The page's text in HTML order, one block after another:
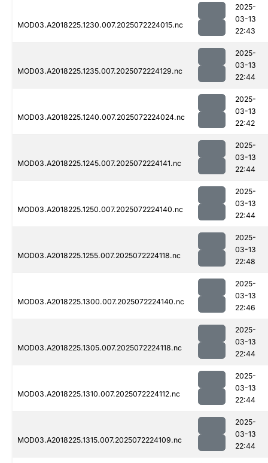
MOD03.A2018225.1230.007.2025072224015.nc
2025-
03-13
22:43
MOD03.A2018225.1235.007.2025072224129.nc
2025-
03-13
22:44
MOD03.A2018225.1240.007.2025072224024.nc
2025-
03-13
22:42
MOD03.A2018225.1245.007.2025072224141.nc
2025-
03-13
22:44
MOD03.A2018225.1250.007.2025072224140.nc
2025-
03-13
22:44
MOD03.A2018225.1255.007.2025072224118.nc
2025-
03-13
22:48
MOD03.A2018225.1300.007.2025072224140.nc
2025-
03-13
22:46
MOD03.A2018225.1305.007.2025072224118.nc
2025-
03-13
22:44
MOD03.A2018225.1310.007.2025072224112.nc
2025-
03-13
22:44
MOD03.A2018225.1315.007.2025072224109.nc
2025-
03-13
22:44